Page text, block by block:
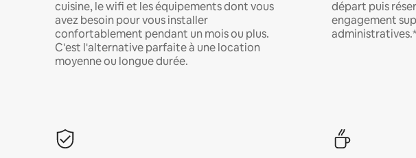
cuisine, le wifi et les équipements dont vous
avez besoin pour vous installer
confortablement pendant un mois ou plus.
C'est l'alternative parfaite à une location
moyenne ou longue durée.
départ puis
engagement
administratives.*